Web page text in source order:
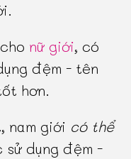
nữ giới, có
đệm - tên
hơn.
nam giới có thể
sử dụng đệm -